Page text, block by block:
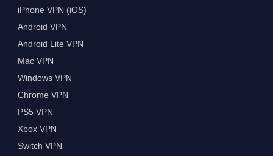
iPhone VPN (iOS)
Android VPN
Android Lite VPN
Mac VPN
Windows VPN
Chrome VPN
PS5 VPN
Xbox VPN
Switch VPN